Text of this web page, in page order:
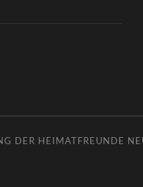
DER HEIMATFREUNDE